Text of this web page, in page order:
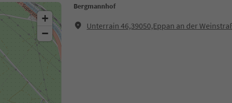
Bergmannhof
Unterrain 46,39050,Eppan an der
+
−